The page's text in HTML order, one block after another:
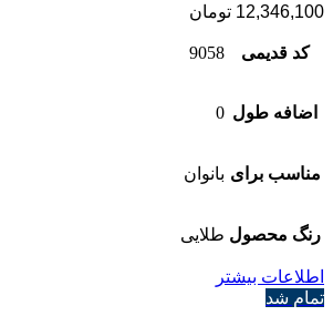
12,346,100 تومان
کد قدیمی 9058
اضافه طول 0
مناسب برای بانوان
رنگ محصول طلایی
اطلاعات بیشتر
تمام شد